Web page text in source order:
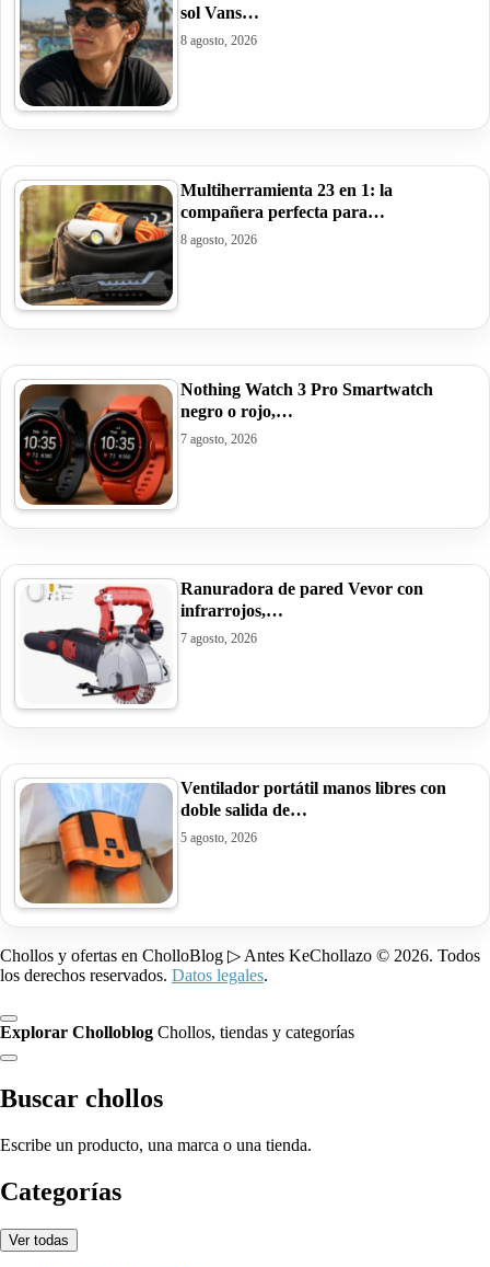
sol Vans…
8 agosto, 2026
Multiherramienta 23 en 1: la
compañera perfecta para…
8 agosto, 2026
Nothing Watch 3 Pro Smartwatch
negro o rojo,…
7 agosto, 2026
Ranuradora de pared Vevor con
infrarrojos,…
7 agosto, 2026
Ventilador portátil manos libres con
doble salida de…
5 agosto, 2026
Chollos y ofertas en CholloBlog ▷ Antes KeChollazo © 2026. Todos
los derechos reservados. Datos legales.
Explorar Cholloblog Chollos, tiendas y categorías
Buscar chollos
Escribe un producto, una marca o una tienda.
Categorías
Ver todas